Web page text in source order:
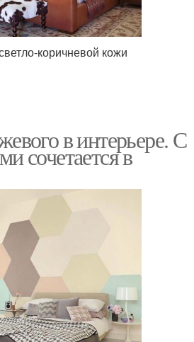
коричневой кожи
в интерьере. С
сочетается в